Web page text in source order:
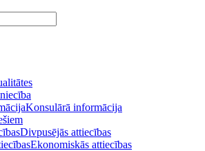
Konsulārā informācija
Divpusējās attiecības
Ekonomiskās attiecības